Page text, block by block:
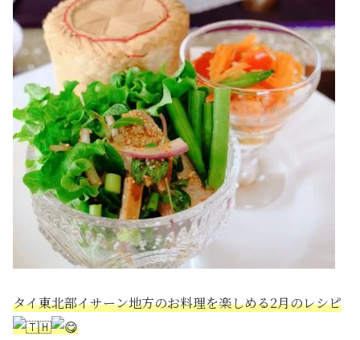
⁡タイ東北部イサーン地方のお料理を楽しめる2月のレシピ